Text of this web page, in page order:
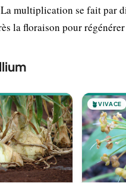
multiplication se fait par
la floraison pour
🪴VIVACE